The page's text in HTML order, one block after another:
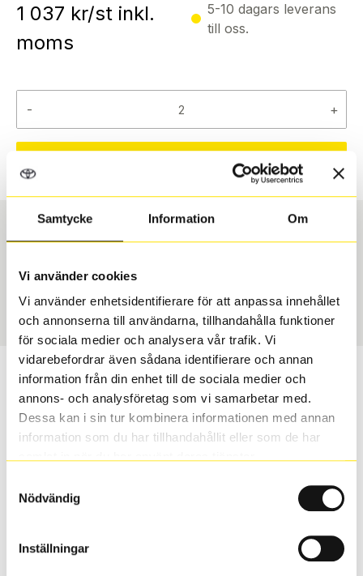
Samtycke Information Om
Vi använder cookies
Vi använder enhetsidentifierare för att anpassa innehållet
och annonserna till användarna, tillhandahålla funktioner
för sociala medier och analysera vår trafik. Vi
vidarebefordrar även sådana identifierare och annan
information från din enhet till de sociala medier och
annons- och analysföretag som vi samarbetar med.
Dessa kan i sin tur kombinera informationen med annan
information som du har tillhandahållit eller som de har
Nödvändig
Inställningar
1 037 kr/st inkl.
moms
5-10 dagars leverans
till oss.
- +
Däcktyp
Sommar
Däckstorlek
1706
Passar detta däck min bil?
Ange registreringsnummer för att se om det däck du
valt passar din bilmodell. Om du köper däck som skall
sättas på dina befintliga fälgar, se till att kolla en extra
Ibland kan fälgen ha bytts ut under årens lopp och
inte vara samma dimension som bilen hade ut från